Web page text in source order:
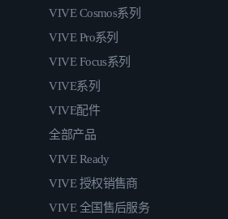
VIVE Cosmos系列
VIVE Pro系列
VIVE Focus系列
VIVE系列
VIVE配件
全部产品
VIVE Ready
VIVE 授权销售商
VIVE 全国售后服务